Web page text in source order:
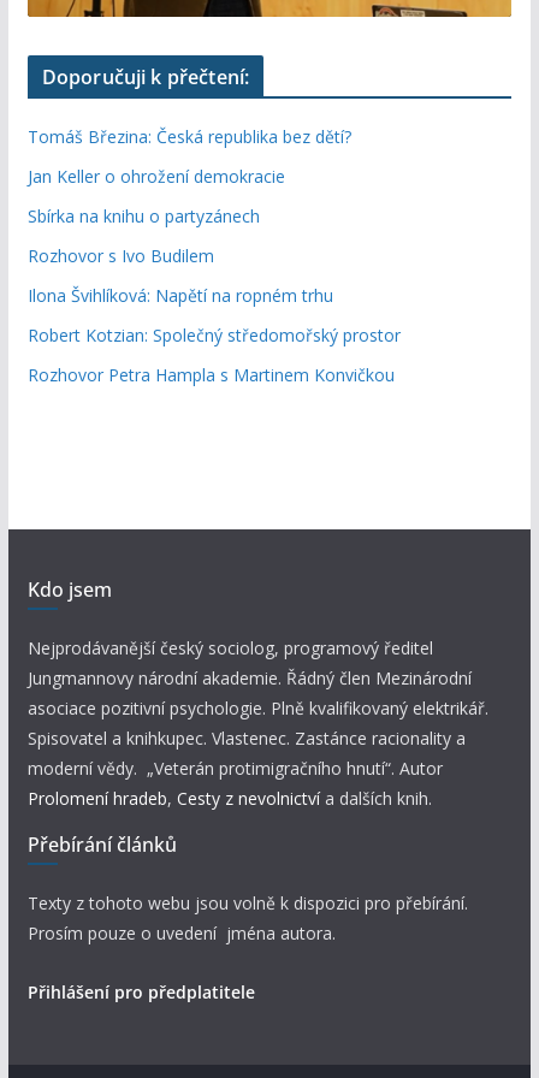
Doporučuji k přečtení:
Tomáš Březina: Česká republika bez dětí?
Jan Keller o ohrožení demokracie
Sbírka na knihu o partyzánech
Rozhovor s Ivo Budilem
Ilona Švihlíková: Napětí na ropném trhu
Robert Kotzian: Společný středomořský prostor
Rozhovor Petra Hampla s Martinem Konvičkou
Kdo jsem
Nejprodávanější český sociolog, programový ředitel
Jungmannovy národní akademie. Řádný člen Mezinárodní
asociace pozitivní psychologie. Plně kvalifikovaný elektrikář.
Spisovatel a knihkupec. Vlastenec. Zastánce racionality a
moderní vědy. „Veterán protimigračního hnutí“. Autor
Prolomení hradeb, Cesty z nevolnictví a dalších knih.
Přebírání článků
Texty z tohoto webu jsou volně k dispozici pro přebírání.
Prosím pouze o uvedení jména autora.
Přihlášení pro předplatitele